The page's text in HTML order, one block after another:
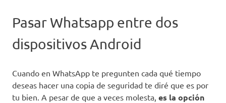
Pasar Whatsapp entre dos
dispositivos Android
Cuando en WhatsApp te pregunten cada qué tiempo
deseas hacer una copia de seguridad te diré que es por
tu bien. A pesar de que a veces molesta, es la opción